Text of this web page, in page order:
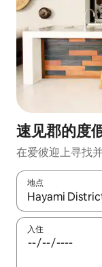
速见郡的度
在爱彼迎上寻找
地点
如有搜索结果，
入住